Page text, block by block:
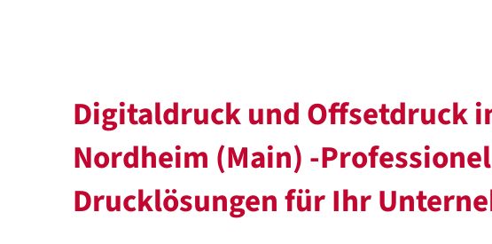
Digitaldruck und Offsetdruck
Nordheim (Main) -
Drucklösungen für Ihr